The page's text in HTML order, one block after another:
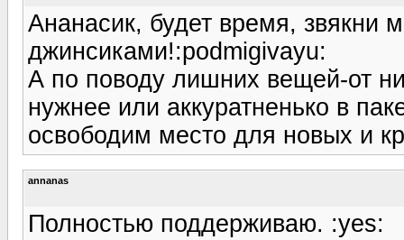
Ананасик, будет время, звякни
джинсиками!:podmigivayu:
А по поводу лишних вещей-от
нужнее или аккуратненько в
освободим место для новых и
annanas
Полностью поддерживаю. :yes: